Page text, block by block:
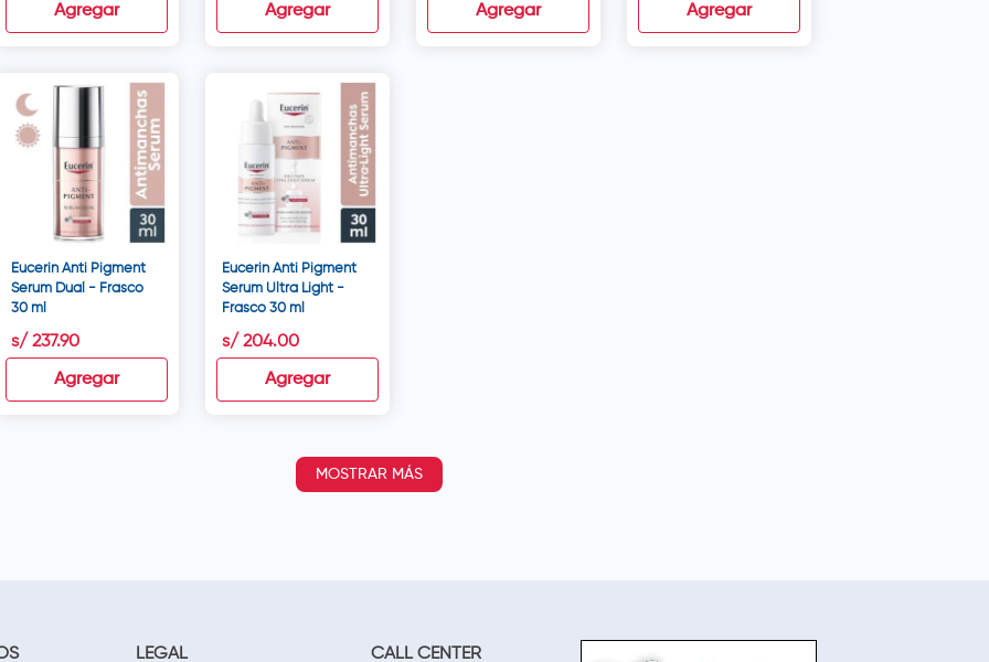
Agregar Agregar Agregar Agregar
Eucerin Anti Pigment
Serum Dual - Frasco
30 ml
s/ 237.90
Agregar
Eucerin Anti Pigment
Serum Ultra Light -
Frasco 30 ml
s/ 204.00
Agregar
MOSTRAR MÁS
LEGAL
CALL CENTER